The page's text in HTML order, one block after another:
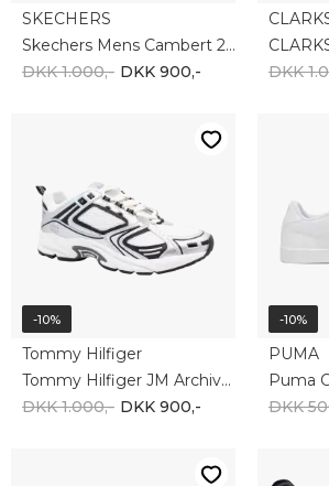
-10%
LLOYD
Lloyd Mitchell 24-584-45
-10%